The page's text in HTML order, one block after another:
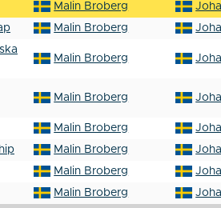
Malin Broberg
Malin Broberg
Malin Broberg
Malin Broberg
Malin Broberg
Malin Broberg
Malin Broberg
Malin Broberg